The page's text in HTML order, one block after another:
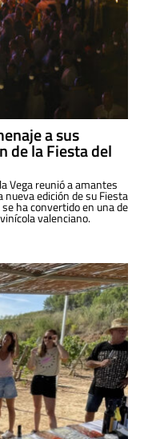
a sus
de la Fiesta del
Vega reunió a amantes
edición de su Fiesta
ha convertido en una de
valenciano.